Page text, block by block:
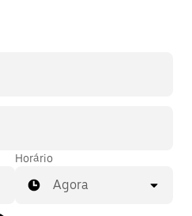
Horário
Agora